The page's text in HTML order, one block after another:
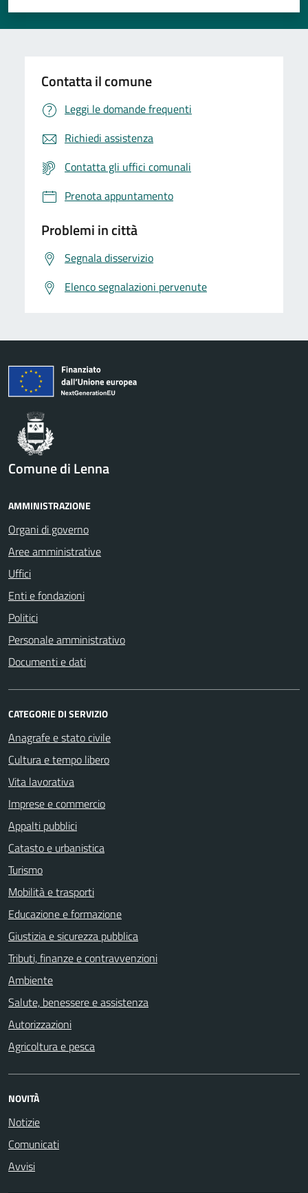
Valuta 5 stelle su 5
Valuta 4 stelle su 5
Valuta 3 stelle su 5
Valuta 2 stelle su 5
Valuta 1 stelle su 5
Contatta il comune
Leggi le domande frequenti
Richiedi assistenza
Contatta gli uffici comunali
Prenota appuntamento
Problemi in città
Segnala disservizio
Elenco segnalazioni pervenute
Comune di Lenna
AMMINISTRAZIONE
Organi di governo
Aree amministrative
Uffici
Enti e fondazioni
Politici
Personale amministrativo
Documenti e dati
CATEGORIE DI SERVIZIO
Anagrafe e stato civile
Cultura e tempo libero
Vita lavorativa
Imprese e commercio
Appalti pubblici
Catasto e urbanistica
Turismo
Mobilità e trasporti
Educazione e formazione
Giustizia e sicurezza pubblica
Tributi, finanze e contravvenzioni
Ambiente
Salute, benessere e assistenza
Autorizzazioni
Agricoltura e pesca
NOVITÀ
Notizie
Comunicati
Avvisi